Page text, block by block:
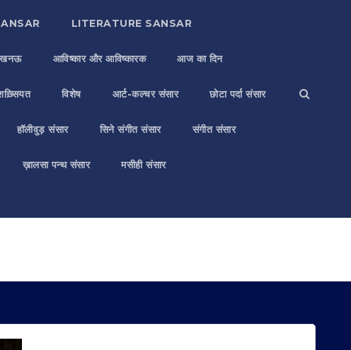
LITERATURE SANSAR
आविष्कार और आविष्कारक आज का दिन
विशेष आर्ट-कल्चर संसार छोटा पर्दा संसार
हॉलीवुड़ संसार सिने संगीत संसार संगीत संसार
ख़ालसा पन्थ संसार मसीही संसार